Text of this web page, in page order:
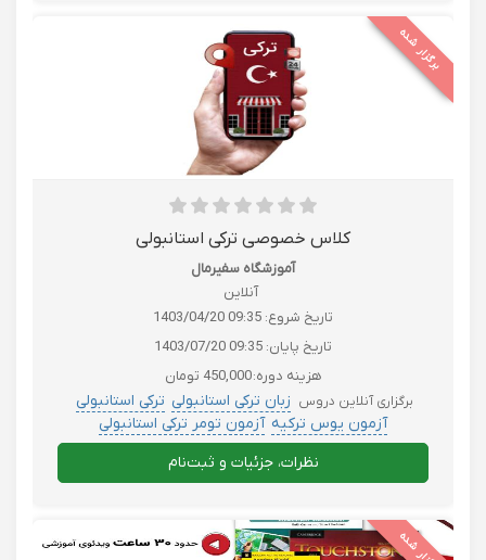
برگزار شده
کلاس خصوصی ترکی استانبولی
آموزشگاه سفیرمال
آنلاین
تاریخ شروع: 1403/04/20 09:35
تاریخ پایان: 1403/07/20 09:35
هزینه دوره:450,000 تومان
برگزاری آنلاین دروس زبان ترکی استانبولی ترکی استانبولی
آزمون یوس ترکیه آزمون تومر ترکی استانبولی
روش تدریس ترکی استانبولی TTC
نظرات، جزئیات و ثبت‌نام